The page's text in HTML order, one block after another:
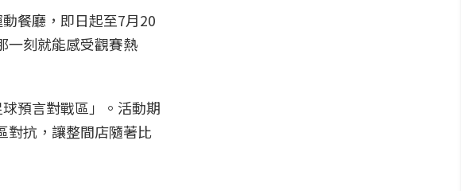
餐廳，即日起至7月20
一刻就能感受觀賽熱
預言對戰區」。活動期
對抗，讓整間店隨著比